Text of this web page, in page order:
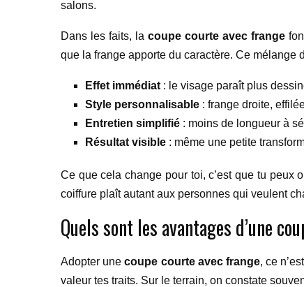
salons.
Dans les faits, lacoupe courte avec frange
que la frange apporte du caractère. Ce mélange
Effet immédiat : le visage paraît plus
Style personnalisable : frange droite,
Entretien simplifié : moins de longueur à
Résultat visible : même une petite
Ce que cela change pour toi, c’est que tu peux
coiffure plaît autant aux personnes qui veulent
Quels sont les avantages d’une
Adopter unecoupe courte avec frange, ce
valeur tes traits. Sur le terrain, on constate